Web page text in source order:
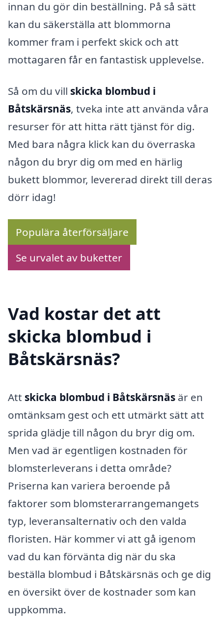
innan du gör din beställning. På så sätt
kan du säkerställa att blommorna
kommer fram i perfekt skick och att
mottagaren får en fantastisk upplevelse.
Så om du vill skicka blombud i
Båtskärsnäs, tveka inte att använda våra
resurser för att hitta rätt tjänst för dig.
Med bara några klick kan du överraska
någon du bryr dig om med en härlig
bukett blommor, levererad direkt till deras
dörr idag!
Populära återförsäljare
Se urvalet av buketter
Vad kostar det att
skicka blombud i
Båtskärsnäs?
Att skicka blombud i Båtskärsnäs är en
omtänksam gest och ett utmärkt sätt att
sprida glädje till någon du bryr dig om.
Men vad är egentligen kostnaden för
blomsterleverans i detta område?
Priserna kan variera beroende på
faktorer som blomsterarrangemangets
typ, leveransalternativ och den valda
floristen. Här kommer vi att gå igenom
vad du kan förvänta dig när du ska
beställa blombud i Båtskärsnäs och ge dig
en översikt över de kostnader som kan
uppkomma.